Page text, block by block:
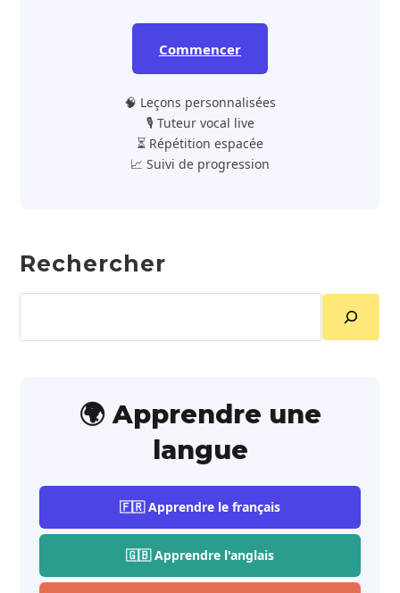
Commencer
🧠 Leçons personnalisées
🎙️ Tuteur vocal live
⏳ Répétition espacée
📈 Suivi de progression
Rechercher
🌍 Apprendre une
langue
🇫🇷 Apprendre le français
🇬🇧 Apprendre l'anglais